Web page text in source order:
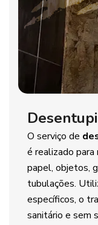
O serviço de
é realizado
papel, objetos,
tubulações.
específicos, o
sanitário e sem